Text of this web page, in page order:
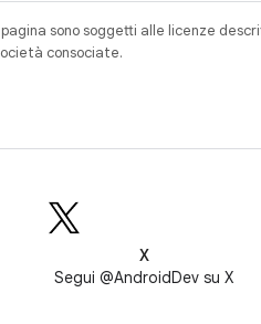
sono soggetti alle licenze
consociate.
X
Segui @AndroidDev su X